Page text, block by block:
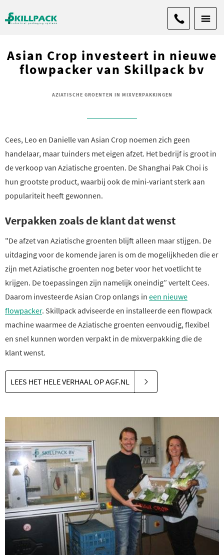
Asian Crop investeert in nieuwe
flowpacker van Skillpack bv
AZIATISCHE GROENTEN IN MIXVERPAKKINGEN
Cees, Leo en Danielle van Asian Crop noemen zich geen
handelaar, maar tuinders met eigen afzet. Het bedrijf is groot in
de verkoop van Aziatische groenten. De Shanghai Pak Choi is
hun grootste product, waarbij ook de mini-variant sterk aan
populariteit heeft gewonnen.
Verpakken zoals de klant dat wenst
"De afzet van Aziatische groenten blijft alleen maar stijgen. De
uitdaging voor de komende jaren is om de mogelijkheden die er
zijn met Aziatische groenten nog beter voor het voetlicht te
krijgen. De toepassingen zijn namelijk oneindig” vertelt Cees.
Daarom investeerde Asian Crop onlangs in een nieuwe
flowpacker. Skillpack adviseerde en installeerde een flowpack
machine waarmee de Aziatische groenten eenvoudig, flexibel
en snel kunnen worden verpakt in de mixverpakking die de
klant wenst.
LEES HET HELE VERHAAL OP AGF.NL